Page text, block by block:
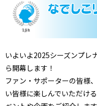
いよいよ2025シーズンプレ
ら開幕します！
ファン・サポーターの皆様
い皆様に楽しんでいただけ